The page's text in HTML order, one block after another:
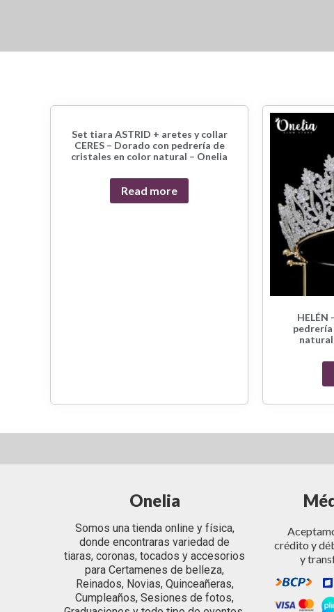
Set tiara ASTRID + aretes y collar
CERES – Dorado con pedrería de
cristales en color natural – Onelia
Read more
HELÉN
natural
Onelia
Somos una tienda online y física,
donde encontraras variedad de
tiaras, coronas, tocados y accesorios
para Certamenes de belleza,
Reinados, Novias, Quinceañeras,
Cumpleaños, Sesiones de fotos,
crédito y
y